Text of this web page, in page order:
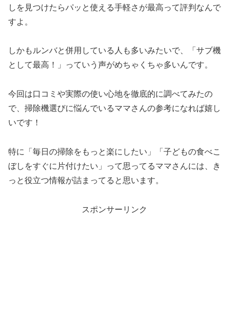
しを見つけたらパッと使える手軽さが最高って評判なんで
すよ。
しかもルンバと併用している人も多いみたいで、「サブ機
として最高！」っていう声がめちゃくちゃ多いんです。
今回は口コミや実際の使い心地を徹底的に調べてみたの
で、掃除機選びに悩んでいるママさんの参考になれば嬉し
いです！
特に「毎日の掃除をもっと楽にしたい」「子どもの食べこ
ぼしをすぐに片付けたい」って思ってるママさんには、き
っと役立つ情報が詰まってると思います。
スポンサーリンク